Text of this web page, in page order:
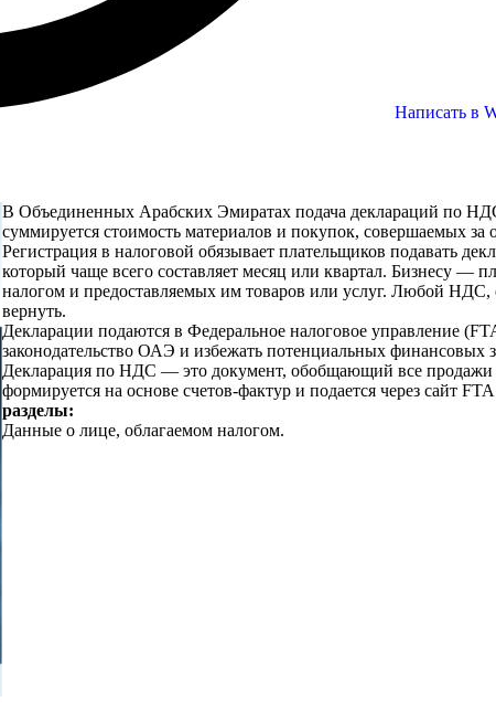
Написать в
В Объединенных Арабских Эмиратах подача деклараций по
суммируется стоимость материалов и покупок, совершаемых за
Регистрация в налоговой обязывает плательщиков подавать
который чаще всего составляет месяц или квартал. Бизнесу
налогом и предоставляемых им товаров или услуг. Любой
вернуть.
Декларации подаются в Федеральное налоговое управление
законодательство ОАЭ и избежать потенциальных финансовых
Декларация по НДС — это документ, обобщающий все
формируется на основе счетов-фактур и подается через сайт
разделы:
Данные о лице, облагаемом налогом.